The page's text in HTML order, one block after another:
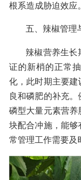
根系造成胁迫效应。
五、辣椒管理
辣椒营养生长
证的新梢的正常
化，此时期主要
良和磷肥的补充
磷型大量元素营
块配合冲施，能够
常管理工作需要及